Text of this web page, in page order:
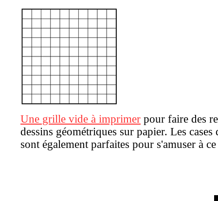
Une grille vide à imprimer pour faire des
dessins géométriques sur papier. Les
sont également parfaites pour s'amuser à